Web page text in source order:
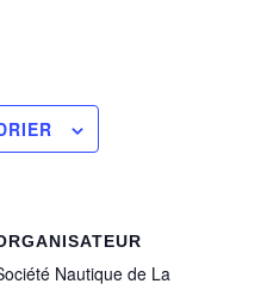
Nautique de La